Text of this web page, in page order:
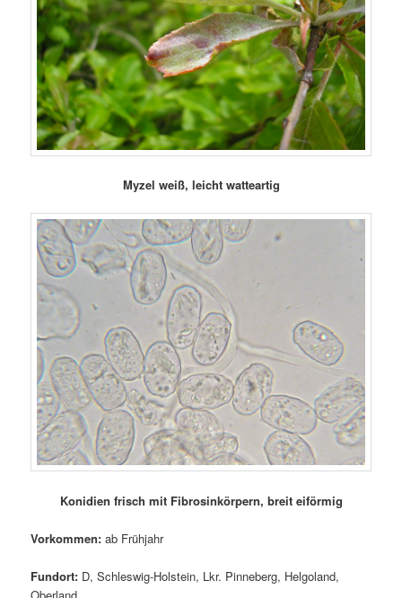
Myzel weiß, leicht watteartig
Konidien frisch mit Fibrosinkörpern, breit eiförmig
Vorkommen: ab Frühjahr
Fundort: D, Schleswig-Holstein, Lkr. Pinneberg, Helgoland,